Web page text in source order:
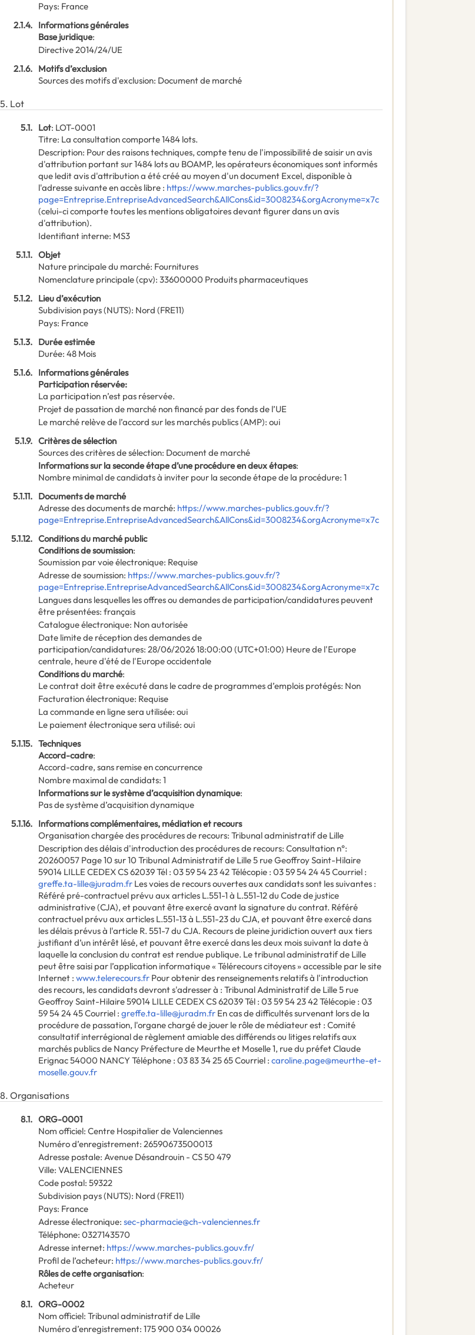
Pays: France
2.1.4. Informations générales
Base juridique:
Directive 2014/24/UE
2.1.6. Motifs d’exclusion
Sources des motifs d'exclusion: Document de marché
5. Lot
5.1. Lot: LOT-0001
Titre: La consultation comporte 1484 lots.
Description: Pour des raisons techniques, compte tenu de l'impossibilité de saisir un avis
d'attribution portant sur 1484 lots au BOAMP, les opérateurs économiques sont informés
que ledit avis d'attribution a été créé au moyen d'un document Excel, disponible à
l'adresse suivante en accès libre : https://www.marches-publics.gouv.fr/?
page=Entreprise.EntrepriseAdvancedSearch&AllCons&id=3008234&orgAcronyme=x7c
(celui-ci comporte toutes les mentions obligatoires devant figurer dans un avis
d'attribution).
Identifiant interne: MS3
5.1.1. Objet
Nature principale du marché: Fournitures
Nomenclature principale(cpv): 33600000 Produits pharmaceutiques
5.1.2. Lieu d’exécution
Subdivision pays (NUTS): Nord (FRE11)
Pays: France
5.1.3. Durée estimée
Durée: 48 Mois
5.1.6. Informations générales
Participation réservée:
La participation n’est pas réservée.
Projet de passation de marché non financé par des fonds de l’UE
Le marché relève de l’accord sur les marchés publics (AMP): oui
5.1.9. Critères de sélection
Sources des critères de sélection: Document de marché
Informations sur la seconde étape d’une procédure en deux étapes:
Nombre minimal de candidats à inviter pour la seconde étape de la procédure: 1
5.1.11. Documents de marché
Adresse des documents de marché: https://www.marches-publics.gouv.fr/?
page=Entreprise.EntrepriseAdvancedSearch&AllCons&id=3008234&orgAcronyme=x7c
5.1.12. Conditions du marché public
Conditions de soumission:
Soumission par voie électronique: Requise
Adresse de soumission: https://www.marches-publics.gouv.fr/?
page=Entreprise.EntrepriseAdvancedSearch&AllCons&id=3008234&orgAcronyme=x7c
Langues dans lesquelles les offres ou demandes de participation/candidatures peuvent
être présentées: français
Catalogue électronique: Non autorisée
Date limite de réception des demandes de
participation/candidatures: 28/06/202618:00:00 (UTC+01:00) Heure de l'Europe
centrale, heure d'été de l'Europe occidentale
Conditions du marché:
Le contrat doit être exécuté dans le cadre de programmes d’emplois protégés: Non
Facturation électronique: Requise
La commande en ligne sera utilisée: oui
Le paiement électronique sera utilisé: oui
5.1.15. Techniques
Accord-cadre:
Accord-cadre, sans remise en concurrence
Nombre maximal de candidats: 1
Informations sur le système d’acquisition dynamique:
Pas de système d’acquisition dynamique
5.1.16. Informations complémentaires, médiation et recours
Organisation chargée des procédures de recours: Tribunal administratif de Lille
Description des délais d'introduction des procédures de recours: Consultation n°:
20260057 Page 10 sur 10 Tribunal Administratif de Lille 5 rue Geoffroy Saint-Hilaire
59014 LILLE CEDEX CS 62039 Tél : 03 59 54 23 42 Télécopie : 03 59 54 24 45 Courriel :
greffe.ta-lille@juradm.fr Les voies de recours ouvertes aux candidats sont les suivantes :
Référé pré-contractuel prévu aux articles L.551-1 à L.551-12 du Code de justice
administrative (CJA), et pouvant être exercé avant la signature du contrat. Référé
contractuel prévu aux articles L.551-13 à L.551-23 du CJA, et pouvant être exercé dans
les délais prévus à l'article R. 551-7 du CJA. Recours de pleine juridiction ouvert aux tiers
justifiant d’un intérêt lésé, et pouvant être exercé dans les deux mois suivant la date à
laquelle la conclusion du contrat est rendue publique. Le tribunal administratif de Lille
peut être saisi par l’application informatique « Télérecours citoyens » accessible par le site
Internet : www.telerecours.fr Pour obtenir des renseignements relatifs à l'introduction
des recours, les candidats devront s'adresser à : Tribunal Administratif de Lille 5 rue
Geoffroy Saint-Hilaire 59014 LILLE CEDEX CS 62039 Tél : 03 59 54 23 42 Télécopie : 03
59 54 24 45 Courriel : greffe.ta-lille@juradm.fr En cas de difficultés survenant lors de la
procédure de passation, l'organe chargé de jouer le rôle de médiateur est : Comité
consultatif interrégional de règlement amiable des différends ou litiges relatifs aux
marchés publics de Nancy Préfecture de Meurthe et Moselle 1, rue du préfet Claude
Erignac 54000 NANCY Téléphone : 03 83 34 25 65 Courriel : caroline.page@meurthe-et-
moselle.gouv.fr
8. Organisations
8.1. ORG-0001
Nom officiel: Centre Hospitalier de Valenciennes
Numéro d’enregistrement: 26590673500013
Adresse postale: Avenue Désandrouin - CS 50 479
Ville: VALENCIENNES
Code postal: 59322
Subdivision pays (NUTS): Nord (FRE11)
Pays: France
Adresse électronique: sec-pharmacie@ch-valenciennes.fr
Téléphone: 0327143570
Adresse internet: https://www.marches-publics.gouv.fr/
Profil de l’acheteur: https://www.marches-publics.gouv.fr/
Rôles de cette organisation:
Acheteur
8.1. ORG-0002
Nom officiel: Tribunal administratif de Lille
Numéro d’enregistrement: 175 900 034 00026